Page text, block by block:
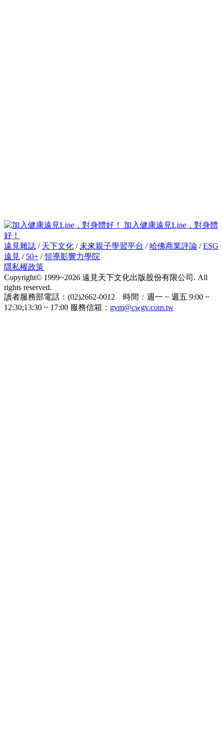
加入健康遠見Line，對身體
好！
遠見雜誌 / 天下文化 / 未來親子學習平台 / 哈佛商業評論 /ESG
遠見 / 50+ /領導影響力學院
隱私權政策
Copyright© 1999~2026 遠見天下文化出版股份有限公司. All
rights reserved.
讀者服務部電話：(02)2662-0012 時間：週一 ~ 週五 9:00 ~
12:30;13:30 ~ 17:00 服務信箱： gvm@cwgv.com.tw